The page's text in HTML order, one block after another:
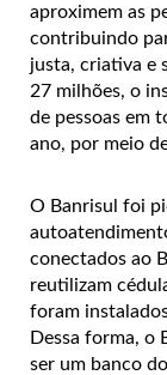
aproximem as
contribuindo
justa, criativa e
27 milhões, o
de pessoas em
ano, por meio
O Banrisul foi
conectados ao
reutilizam
foram
Dessa forma, o
ser um banco